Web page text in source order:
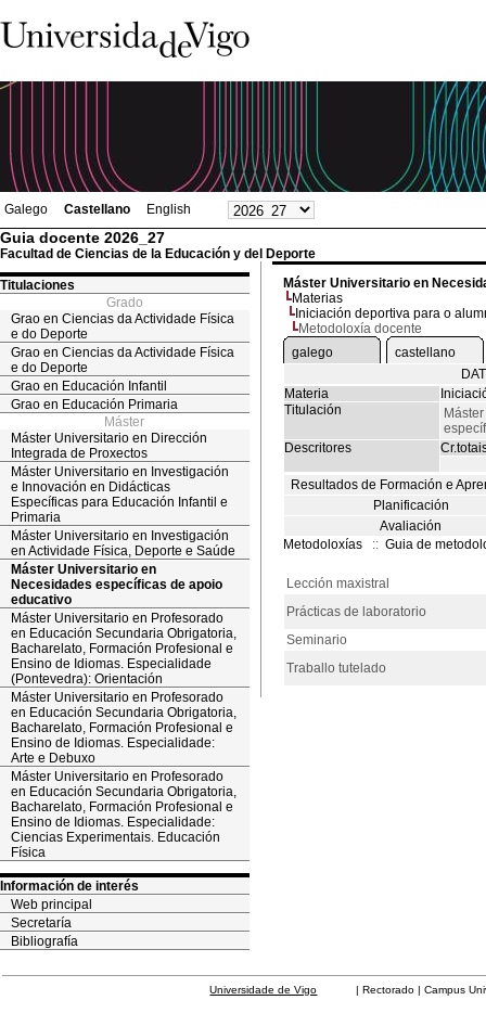
Galego Castellano English
Guia docente 2026_27
Facultad de Ciencias de la Educación y del Deporte
Titulaciones
Grado
Grao en Ciencias da Actividade Física
e do Deporte
Grao en Ciencias da Actividade Física
e do Deporte
Grao en Educación Infantil
Grao en Educación Primaria
Máster
Máster Universitario en Dirección
Integrada de Proxectos
Máster Universitario en Investigación
e Innovación en Didácticas
Específicas para Educación Infantil e
Primaria
Máster Universitario en Investigación
en Actividade Física, Deporte e Saúde
Máster Universitario en
Necesidades específicas de apoio
educativo
Máster Universitario en Profesorado
en Educación Secundaria Obrigatoria,
Bacharelato, Formación Profesional e
Ensino de Idiomas. Especialidade
(Pontevedra): Orientación
Máster Universitario en Profesorado
en Educación Secundaria Obrigatoria,
Bacharelato, Formación Profesional e
Ensino de Idiomas. Especialidade:
Arte e Debuxo
Máster Universitario en Profesorado
en Educación Secundaria Obrigatoria,
Bacharelato, Formación Profesional e
Ensino de Idiomas. Especialidade:
Ciencias Experimentais. Educación
Física
Información de interés
Web principal
Secretaría
Bibliografía
Máster Universitario en
Materias
Iniciación deportiva para o
Metodoloxía docente
galego
castellano
Materia
Titulación
Descritores
Resultados de Formación e
Planificación
Avaliación
Metodoloxías
:: Guia de
Lección maxistral
Prácticas de laboratorio
Seminario
Traballo tutelado
Universidade de Vigo | Rectorado | Campus